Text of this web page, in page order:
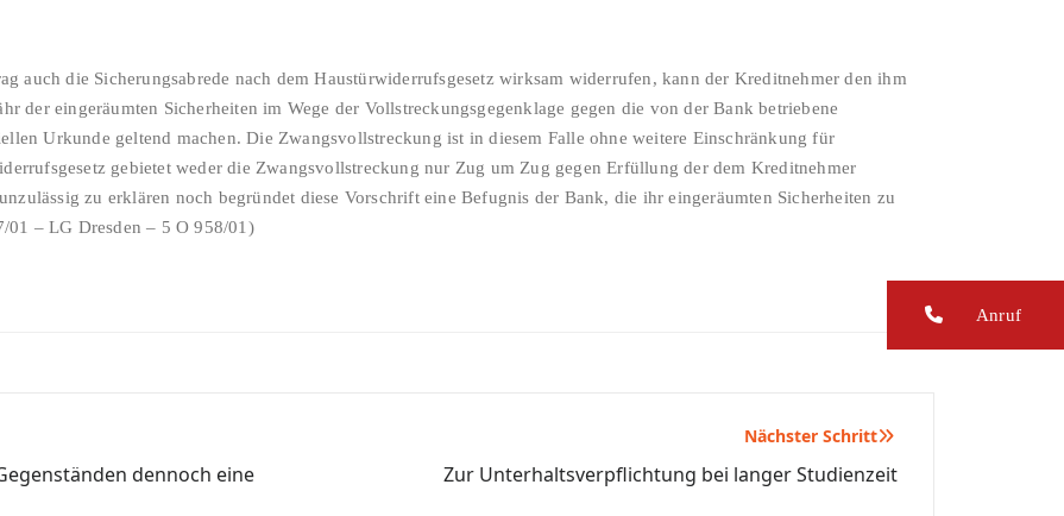
der eingeräumten Sicherheiten im Wege der Vollstreckungsgegenklage gegen die von der Bank betriebene
Urkunde geltend machen. Die Zwangsvollstreckung ist in diesem Falle ohne weitere Einschränkung für
gebietet weder die Zwangsvollstreckung nur Zug um Zug gegen Erfüllung der dem Kreditnehmer
zu erklären noch begründet diese Vorschrift eine Befugnis der Bank, die ihr eingeräumten Sicherheiten zu
2987/01 – LG Dresden – 5 O 958/01)
dennoch eine
Nächster Schritt
Zur Unterhaltsverpflichtung bei langer Studienzeit
Anruf